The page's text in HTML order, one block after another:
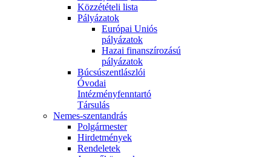
Közzétételi lista
Pályázatok
Európai Uniós
pályázatok
Hazai finanszírozású
pályázatok
Búcsúszentlászlói
Óvodai
Intézményfenntartó
Társulás
Nemes-szentandrás
Polgármester
Hirdetmények
Rendeletek